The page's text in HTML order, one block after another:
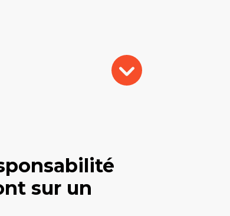
sur un